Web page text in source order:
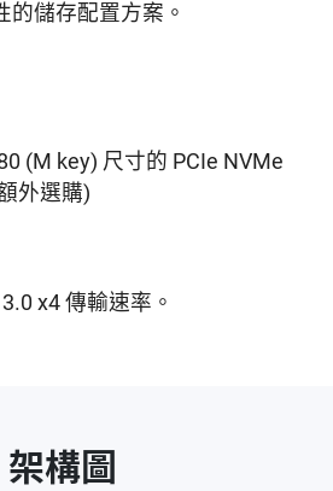
的儲存配置方案。
(M key) 尺寸的 PCIe NVMe
外選購)
x4 傳輸速率。
架構圖